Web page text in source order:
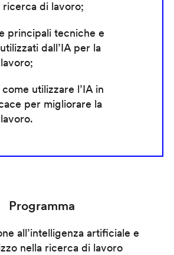
di lavoro;
principali tecniche e
dall’IA per la
utilizzare l’IA in
per migliorare la
Programma
all’intelligenza artificiale e
nella ricerca di lavoro